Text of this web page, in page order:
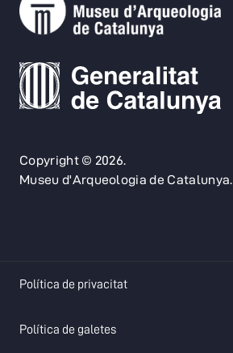
Copyright © 2026.
Museu d'Arqueologia de Catalunya.
Política de privacitatopens in a new tab
Política de galetesopens in a new tab